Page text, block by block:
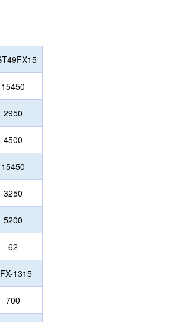
15450
2950
4500
15450
3250
5200
62
1315
700